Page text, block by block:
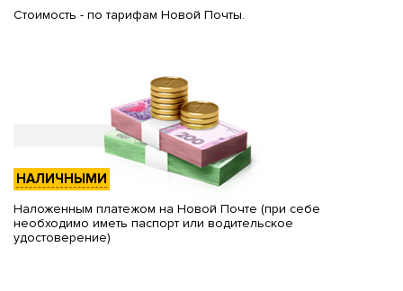
Стоимость - по тарифам Новой Почты.
НАЛИЧНЫМИ
Наложенным платежом на Новой Почте (при себе
необходимо иметь паспорт или водительское
удостоверение)